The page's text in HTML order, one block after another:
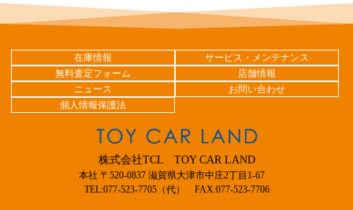
在庫情報
サービス・メンテナンス
無料査定フォーム
店舗情報
ニュース
お問い合わせ
個人情報保護法
株式会社TCL TOY CAR LAND
本社 〒520-0837 滋賀県大津市中庄2丁目1-67
TEL:077-523-7705（代） FAX:077-523-7706